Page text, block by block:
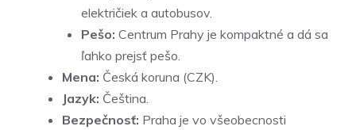
električiek a autobusov.
Pešo: Centrum Prahy je kompaktné a dá sa
ľahko prejsť pešo.
Mena: Česká koruna (CZK).
Jazyk: Čeština.
Bezpečnosť: Praha je vo všeobecnosti